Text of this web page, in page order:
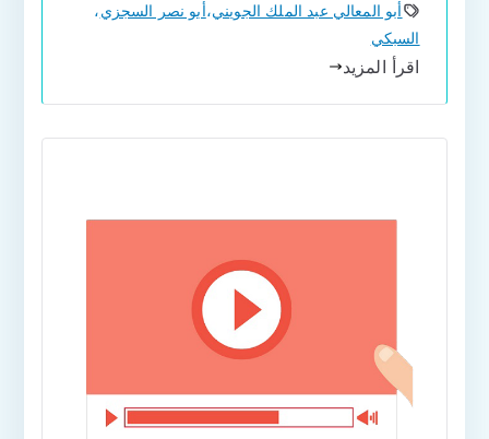
أبو المعالي عبد الملك الجويني،أبو نصر السجزي،
السبكي
اقرأ المزيد